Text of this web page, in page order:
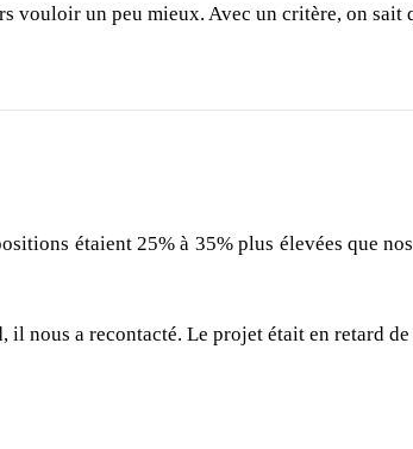
vouloir un peu mieux. Avec un critère, on sait
étaient 25% à 35% plus élevées que
nous a recontacté. Le projet était en retard